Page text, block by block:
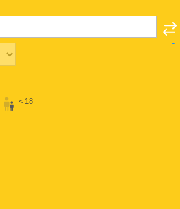
< 18